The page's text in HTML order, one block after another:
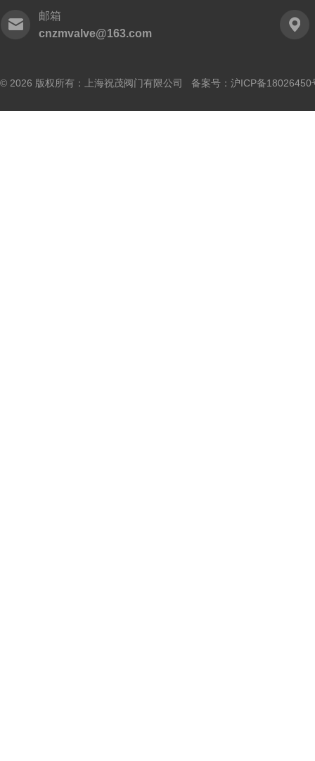
邮箱
cnzmvalve@163.com
© 2026 版权所有：上海祝茂阀门有限公司 备案号： 沪ICP备18026450